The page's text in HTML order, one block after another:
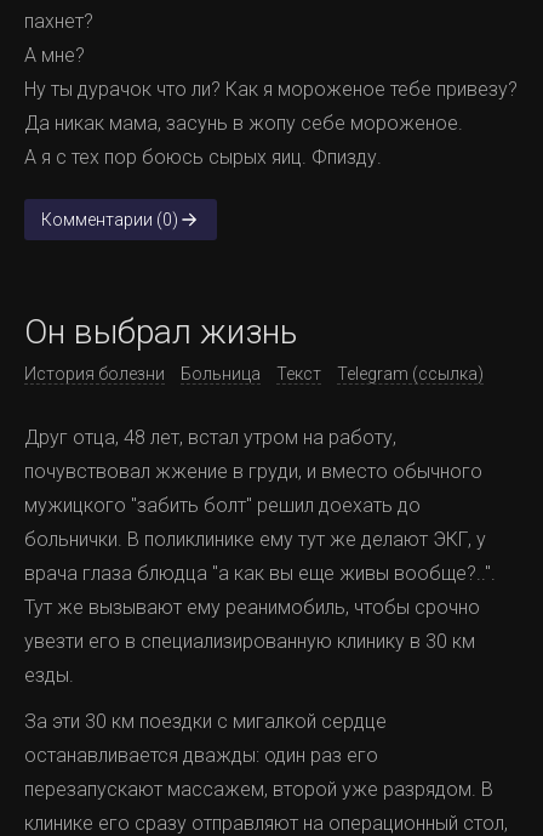
пахнет?
А мне?
Ну ты дурачок что ли? Как я мороженое тебе привезу?
Да никак мама, засунь в жопу себе мороженое.
А я с тех пор боюсь сырых яиц. Фпизду.
Комментарии (0)
Он выбрал жизнь
История болезни Больница Текст Telegram (ссылка)
Друг отца, 48 лет, встал утром на работу,
почувствовал жжение в груди, и вместо обычного
мужицкого "забить болт" решил доехать до
больнички. В поликлинике ему тут же делают ЭКГ, у
врача глаза блюдца "а как вы еще живы вообще?..".
Тут же вызывают ему реанимобиль, чтобы срочно
увезти его в специализированную клинику в 30 км
езды.
За эти 30 км поездки с мигалкой сердце
останавливается дважды: один раз его
перезапускают массажем, второй уже разрядом. В
клинике его сразу отправляют на операционный стол,